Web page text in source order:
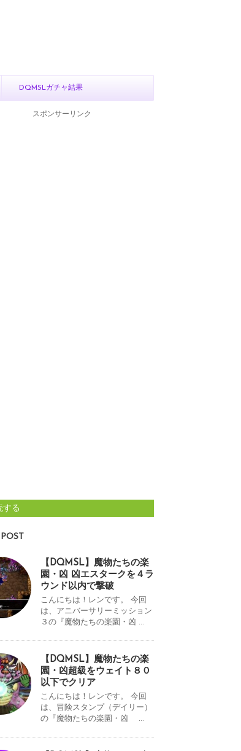
DQMSLガチャ結果
スポンサーリンク
する
【DQMSL】魔物たちの楽
園・凶 凶エスタークを４ラ
ウンド以内で撃破
こんにちは！レンです。 今回
は、アニバーサリーミッション
３の『魔物たちの楽園・凶 ...
【DQMSL】魔物たちの楽
園・凶超級をウェイト８０
以下でクリア
こんにちは！レンです。 今回
は、冒険スタンプ（デイリー）
の『魔物たちの楽園・凶 ...